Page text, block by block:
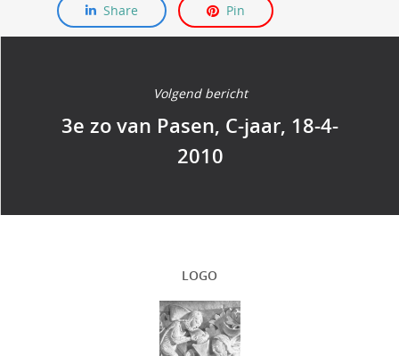
Share Pin
Volgend bericht
3e zo van Pasen, C-jaar, 18-4-
2010
LOGO